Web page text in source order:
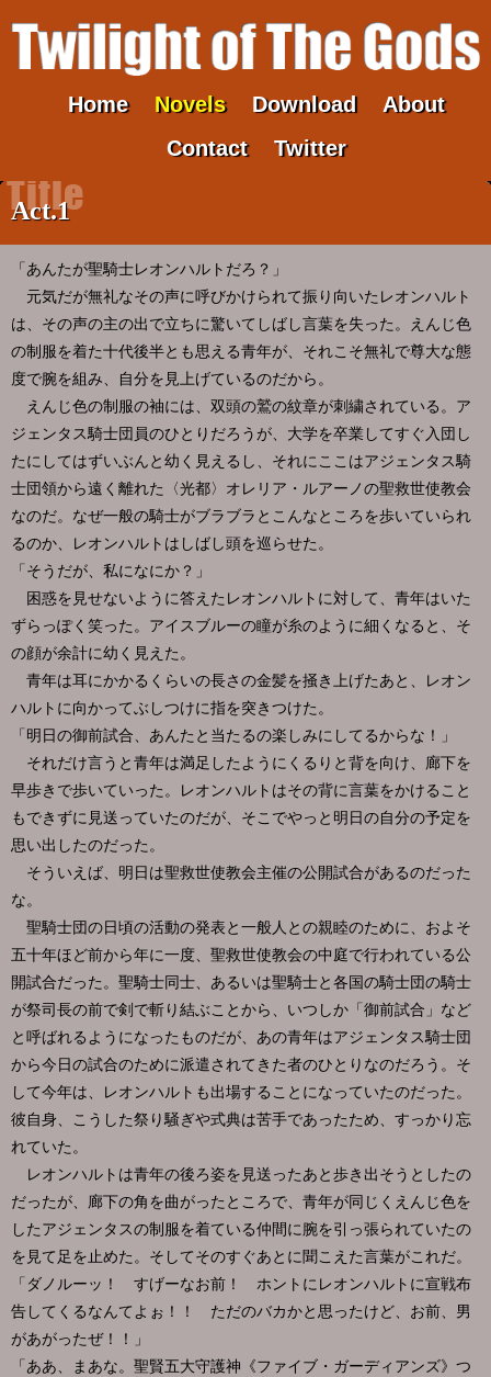
Home Novels Download
About
Contact
Twitter
Act.1
「あんたが聖騎士レオンハルトだろ？」
元気だが無礼なその声に呼びかけられて振り向いたレオンハルト
は、その声の主の出で立ちに驚いてしばし言葉を失った。えんじ色
の制服を着た十代後半とも思える青年が、それこそ無礼で尊大な態
度で腕を組み、自分を見上げているのだから。
えんじ色の制服の袖には、双頭の鷲の紋章が刺繍されている。ア
ジェンタス騎士団員のひとりだろうが、大学を卒業してすぐ入団し
たにしてはずいぶんと幼く見えるし、それにここはアジェンタス騎
士団領から遠く離れた〈光都〉オレリア・ルアーノの聖救世使教会
なのだ。なぜ一般の騎士がブラブラとこんなところを歩いていられ
るのか、レオンハルトはしばし頭を巡らせた。
「そうだが、私になにか？」
困惑を見せないように答えたレオンハルトに対して、青年はいた
ずらっぽく笑った。アイスブルーの瞳が糸のように細くなると、そ
の顔が余計に幼く見えた。
青年は耳にかかるくらいの長さの金髪を掻き上げたあと、レオン
ハルトに向かってぶしつけに指を突きつけた。
「明日の御前試合、あんたと当たるの楽しみにしてるからな！」
それだけ言うと青年は満足したようにくるりと背を向け、廊下を
早歩きで歩いていった。レオンハルトはその背に言葉をかけること
もできずに見送っていたのだが、そこでやっと明日の自分の予定を
思い出したのだった。
そういえば、明日は聖救世使教会主催の公開試合があるのだった
な。
聖騎士団の日頃の活動の発表と一般人との親睦のために、およそ
五十年ほど前から年に一度、聖救世使教会の中庭で行われている公
開試合だった。聖騎士同士、あるいは聖騎士と各国の騎士団の騎士
が祭司長の前で剣で斬り結ぶことから、いつしか「御前試合」など
と呼ばれるようになったものだが、あの青年はアジェンタス騎士団
から今日の試合のために派遣されてきた者のひとりなのだろう。そ
して今年は、レオンハルトも出場することになっていたのだった。
彼自身、こうした祭り騒ぎや式典は苦手であったため、すっかり忘
れていた。
レオンハルトは青年の後ろ姿を見送ったあと歩き出そうとしたの
だったが、廊下の角を曲がったところで、青年が同じくえんじ色を
したアジェンタスの制服を着ている仲間に腕を引っ張られていたの
を見て足を止めた。そしてそのすぐあとに聞こえた言葉がこれだ。
「ダノルーッ！ すげーなお前！ ホントにレオンハルトに宣戦布
告してくるなんてよぉ！！ ただのバカかと思ったけど、お前、男
があがったぜ！！」
「ああ、まあな。聖賢五大守護神《ファイブ・ガーディアンズ》つ